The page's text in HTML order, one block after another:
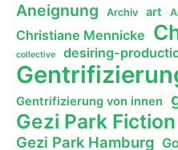
Aneignung Archiv art
Christiane Mennicke
collective desiring-
Gentrifizierung von innen
Gezi Park
Gezi Park Hamburg